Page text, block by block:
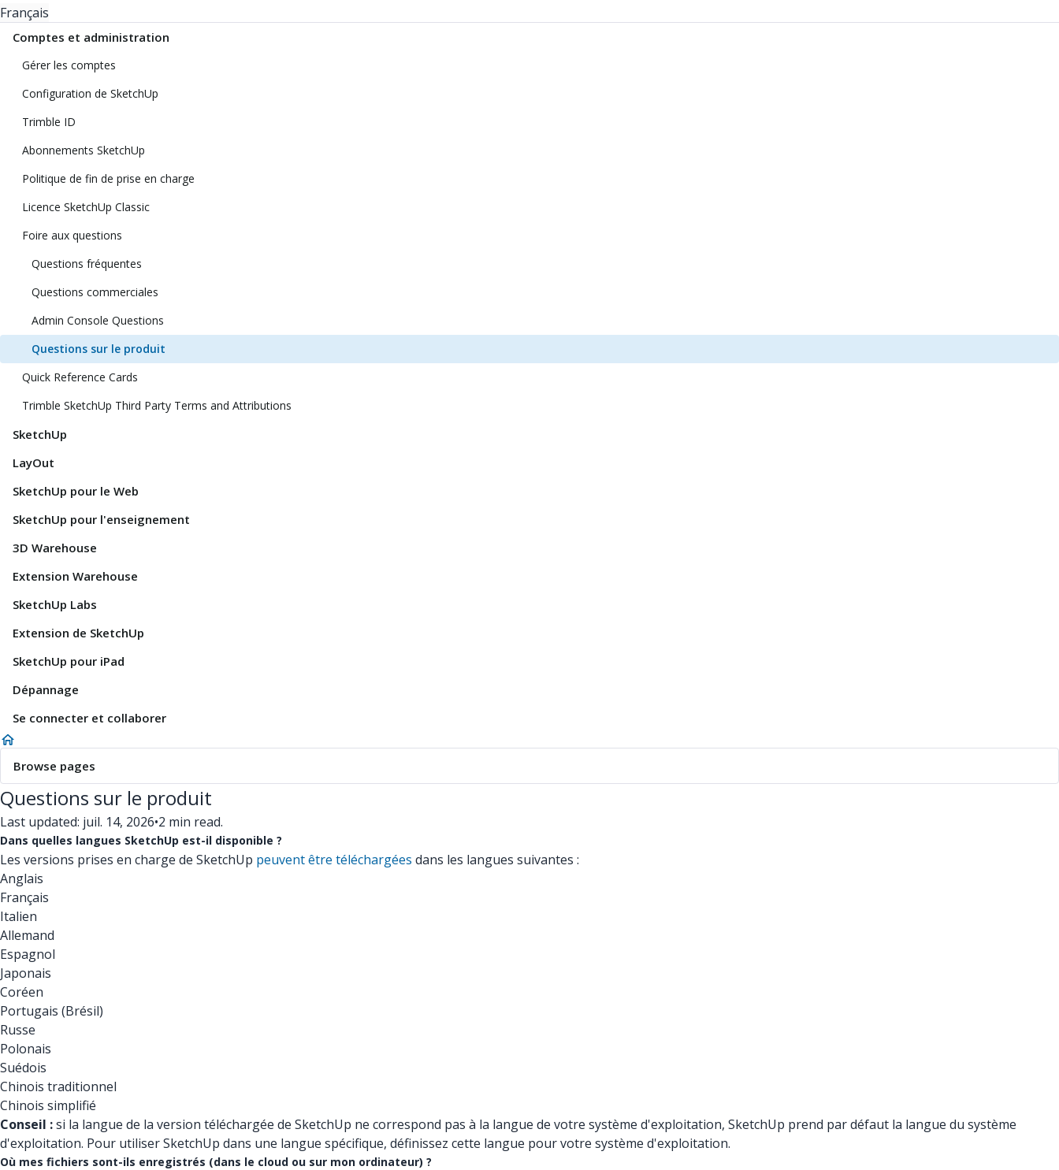
Français
Comptes et administration
Gérer les comptes
Configuration de SketchUp
Trimble ID
Abonnements SketchUp
Politique de fin de prise en charge
Licence SketchUp Classic
Foire aux questions
Questions fréquentes
Questions commerciales
Admin Console Questions
Questions sur le produit
Quick Reference Cards
Trimble SketchUp Third Party Terms and Attributions
SketchUp
LayOut
SketchUp pour le Web
SketchUp pour l'enseignement
3D Warehouse
Extension Warehouse
SketchUp Labs
Extension de SketchUp
SketchUp pour iPad
Dépannage
Se connecter et collaborer
Browse pages
Questions sur le produit
Last updated: juil. 14, 2026•2 min read.
Dans quelles langues SketchUp est-il disponible ?
Les versions prises en charge de SketchUp peuvent être téléchargées dans les langues suivantes :
Anglais
Français
Italien
Allemand
Espagnol
Japonais
Coréen
Portugais (Brésil)
Russe
Polonais
Suédois
Chinois traditionnel
Chinois simplifié
Conseil :si la langue de la version téléchargée de SketchUp ne correspond pas à la langue de votre système d'exploitation, SketchUp prend par défaut la langue du système
d'exploitation. Pour utiliser SketchUp dans une langue spécifique, définissez cette langue pour votre système d'exploitation.
Où mes fichiers sont-ils enregistrés (dans le cloud ou sur mon ordinateur) ?